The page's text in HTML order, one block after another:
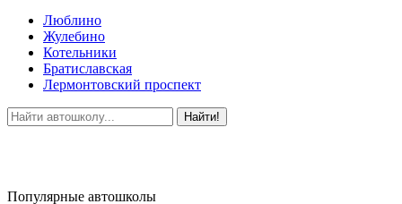
Люблино
Жулебино
Котельники
Братиславская
Лермонтовский проспект
Найти!
Популярные автошколы